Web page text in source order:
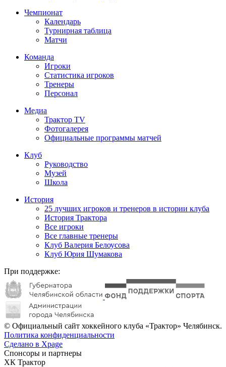
Чемпионат
Календарь
Турнирная таблица
Матчи
Команда
Игроки
Статистика игроков
Тренеры
Персонал
Медиа
Трактор TV
Фотогалерея
Официальные программы матчей
Клуб
Руководство
Музей
Школа
История
25 лучших игроков и тренеров в истории клуба
История Трактора
Все игроки
Все главные тренеры
Клуб Валерия Белоусова
Клуб Юрия Шумакова
При поддержке:
© Официальный сайт хоккейного клуба «Трактор» Челябинск.
Политика конфиденциальности
Сделано в Xpage
Спонсоры и партнеры
ХК Трактор